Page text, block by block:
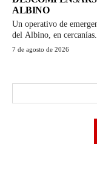
ALBINO
Un operativo de
del Albino, en
7 de agosto de 2026